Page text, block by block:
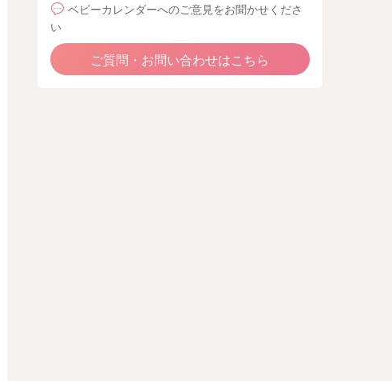
ベビーカレンダーへのご意見をお聞かせくださ
い
ご質問・お問い合わせはこちら